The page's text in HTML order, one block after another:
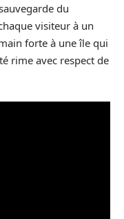
du
visiteur à un
forte à une île qui
rime avec respect de